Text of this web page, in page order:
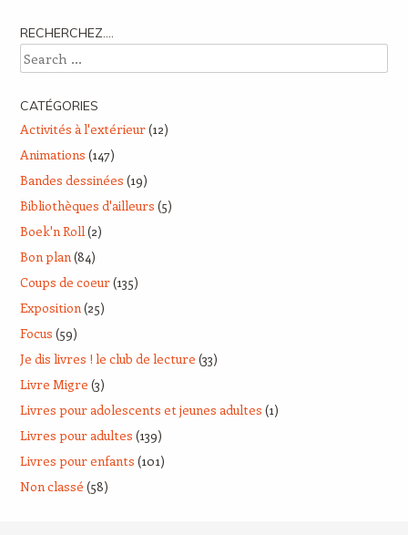
RECHERCHEZ….
Search
CATÉGORIES
Activités à l'extérieur(12)
Animations (147)
Bandes dessinées (19)
Bibliothèques d'ailleurs (5)
Boek'n Roll(2)
Bon plan(84)
Coups de coeur(135)
Exposition(25)
Focus (59)
Je dis livres ! le club de lecture (33)
Livre Migre (3)
Livres pour adolescents et jeunes adultes (1)
Livres pour adultes (139)
Livres pour enfants (101)
Non classé (58)